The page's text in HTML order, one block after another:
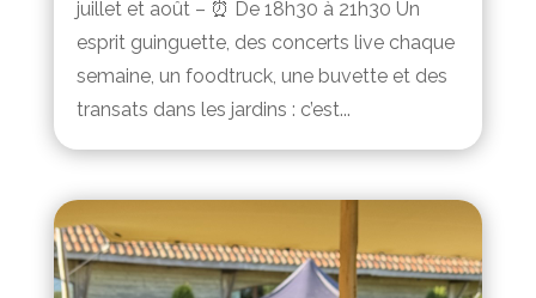
juillet et août – ⏰ De 18h30 à 21h30 Un
esprit guinguette, des concerts live chaque
semaine, un foodtruck, une buvette et des
transats dans les jardins : c’est...